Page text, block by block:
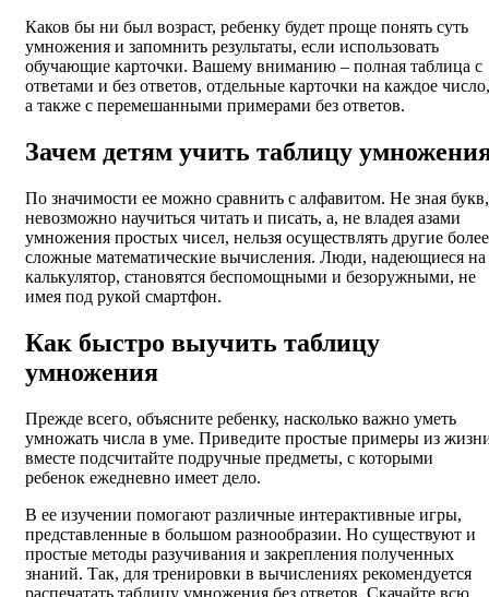
Каков бы ни был возраст, ребенку будет проще понять суть
умножения и запомнить результаты, если использовать
обучающие карточки. Вашему вниманию – полная таблица с
ответами и без ответов, отдельные карточки на каждое число,
а также с перемешанными примерами без ответов.
Зачем детям учить таблицу
По значимости ее можно сравнить с алфавитом. Не зная букв,
невозможно научиться читать и писать, а, не владея азами
умножения простых чисел, нельзя осуществлять другие более
сложные математические вычисления. Люди, надеющиеся на
калькулятор, становятся беспомощными и безоружными, не
имея под рукой смартфон.
Как быстро выучить таблицу
умножения
Прежде всего, объясните ребенку, насколько важно уметь
умножать числа в уме. Приведите простые примеры из
вместе подсчитайте подручные предметы, с которыми
ребенок ежедневно имеет дело.
В ее изучении помогают различные интерактивные игры,
представленные в большом разнообразии. Но существуют и
простые методы разучивания и закрепления полученных
знаний. Так, для тренировки в вычислениях рекомендуется
распечатать таблицу умножения без ответов. Скачайте всю